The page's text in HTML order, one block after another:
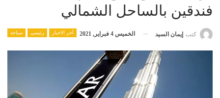
فندقين بالساحل الشمالي
آخر الاخبار رئيسي سياحة كتب إيمان السيد الخميس 4 فبراير, 2021